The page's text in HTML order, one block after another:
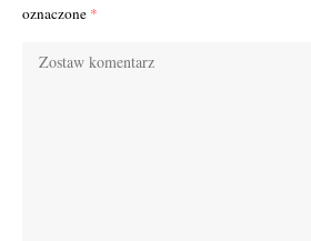
oznaczone *